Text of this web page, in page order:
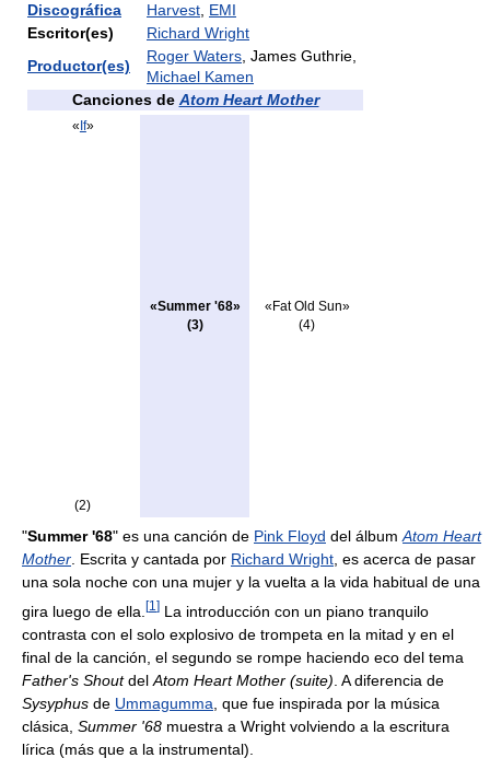
Discográfica
Harvest EMI
Escritor(es)
Richard Wright
Productor(es)
Roger Waters , James Guthrie,
Michael Kamen
Canciones de Atom Heart Mother
« If»
(2)
«Summer '68»
(3)
«Fat Old Sun»
(4)
"Summer '68" es una canción de Pink Floyd del álbum Atom Heart
Mother . Escrita y cantada por Richard Wright , es acerca de pasar
una sola noche con una mujer y la vuelta a la vida habitual de una
gira luego de ella. [1 ] La introducción con un piano tranquilo
contrasta con el solo explosivo de trompeta en la mitad y en el
final de la canción, el segundo se rompe haciendo eco del tema
Father's Shoutdel Atom Heart Mother (suite) . A diferencia de
Sysyphus de Ummagumma , que fue inspirada por la música
clásica, Summer '68 muestra a Wright volviendo a la escritura
lírica (más que a la instrumental).